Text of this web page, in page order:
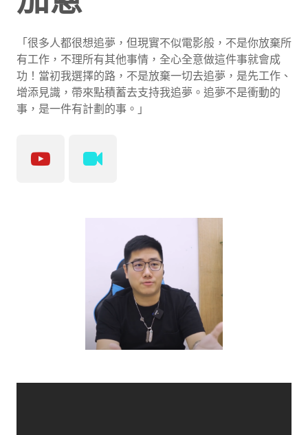
「很多人都很想追夢，但現實不似電影般，不是你放棄所
有工作，不理所有其他事情，全心全意做這件事就會成
功！當初我選擇的路，不是放棄一切去追夢，是先工作、
增添見識，帶來點積蓄去支持我追夢。追夢不是衝動的
事，是一件有計劃的事。」